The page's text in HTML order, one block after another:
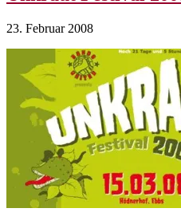
23. Februar 2008